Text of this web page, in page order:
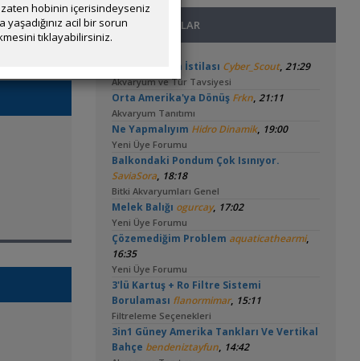
SON MESAJLAR
Tankta Yosun İstilası Cyber_Scout,21:29
Akvaryum ve Tür Tavsiyesi
Orta Amerika'ya Dönüş Frkn,21:11
Akvaryum Tanıtımı
Ne Yapmalıyım Hidro Dinamik, 19:00
Yeni Üye Forumu
Balkondaki Pondum Çok Isınıyor.
SaviaSora, 18:18
Bitki Akvaryumları Genel
Melek Balığı ogurcay, 17:02
Yeni Üye Forumu
Çözemediğim Problem aquaticathearmi,
16:35
Yeni Üye Forumu
3'lü Kartuş + Ro Filtre Sistemi
Borulaması flanormimar, 15:11
Filtreleme Seçenekleri
3in1 Güney Amerika Tankları Ve Vertikal
Bahçe bendeniztayfun, 14:42
hobinin içerisindeyseniz
acil bir sorun
tıklayabilirsiniz.